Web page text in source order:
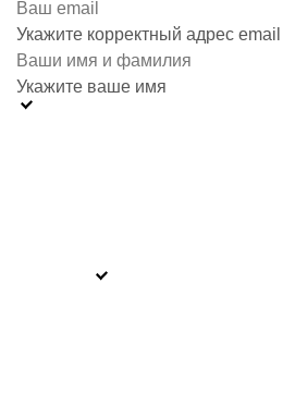
Укажите корректный адрес email
Укажите ваше имя